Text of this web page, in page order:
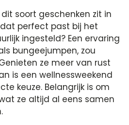
soort geschenken zit in
perfect past bij het
ingesteld? Een ervaring
bungeejumpen, zou
ze meer van rust
is een wellnessweekend
keuze. Belangrijk is om
ze altijd al eens samen